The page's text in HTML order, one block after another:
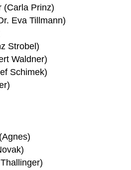
(Carla Prinz)
Eva Tillmann)
Strobel)
Waldner)
Schimek)